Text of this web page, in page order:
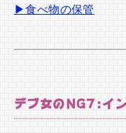
▶食べ物の保管
デブ女のNG7:イ